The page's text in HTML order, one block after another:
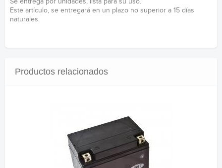
Este artículo, se entregará en un plazo no superior a 15 días
naturales.
Productos relacionados